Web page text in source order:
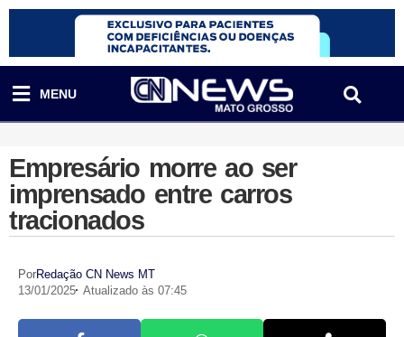
MENU
Empresário morre ao ser
imprensado entre carros
tracionados
PorRedação CN News MT
13/01/2025 Atualizado às 07:45